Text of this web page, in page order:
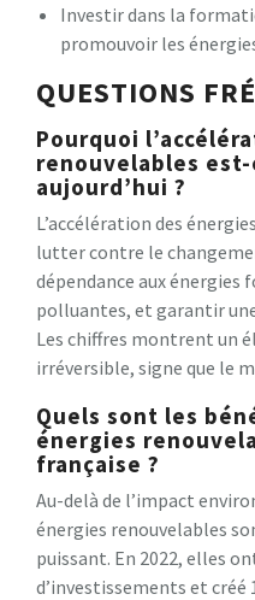
Investir dans la
promouvoir les
QUESTIONS
Pourquoi
renouvelables
aujourd’hui ?
L’accélération des
lutter contre le
dépendance aux énergies
polluantes, et garantir
Les chiffres montrent un
irréversible, signe que le
Quels sont les
énergies
française ?
Au-delà de l’impact
énergies renouvelables
puissant. En 2022, elles
d’investissements et créé